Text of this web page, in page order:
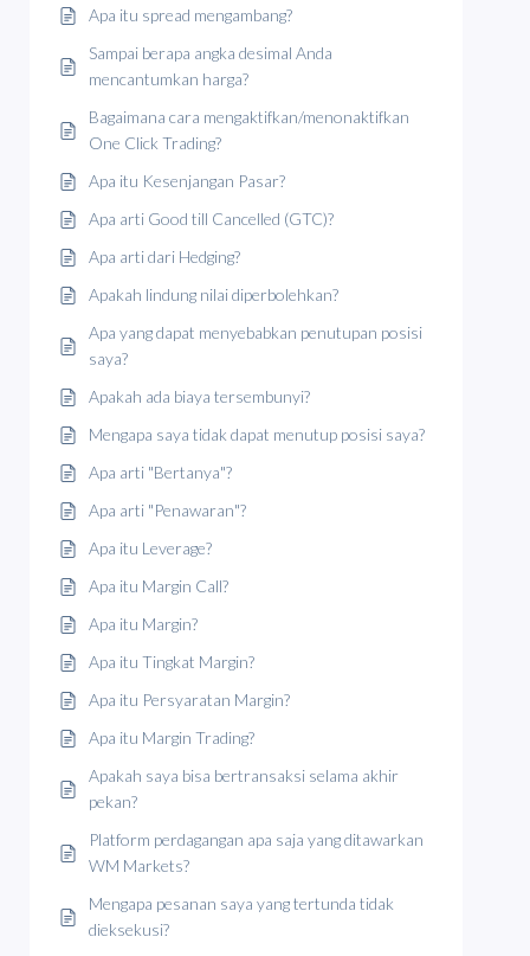
Apa itu spread mengambang?
Sampai berapa angka desimal Anda
mencantumkan harga?
Bagaimana cara mengaktifkan/menonaktifkan
One Click Trading?
Apa itu Kesenjangan Pasar?
Apa arti Good till Cancelled (GTC)?
Apa arti dari Hedging?
Apakah lindung nilai diperbolehkan?
Apa yang dapat menyebabkan penutupan posisi
saya?
Apakah ada biaya tersembunyi?
Mengapa saya tidak dapat menutup posisi saya?
Apa arti "Bertanya"?
Apa arti "Penawaran"?
Apa itu Leverage?
Apa itu Margin Call?
Apa itu Margin?
Apa itu Tingkat Margin?
Apa itu Persyaratan Margin?
Apa itu Margin Trading?
Apakah saya bisa bertransaksi selama akhir
pekan?
Platform perdagangan apa saja yang ditawarkan
WM Markets?
Mengapa pesanan saya yang tertunda tidak
dieksekusi?